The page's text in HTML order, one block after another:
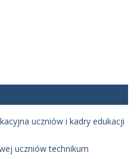
uczniów i kadry edukacji
uczniów technikum